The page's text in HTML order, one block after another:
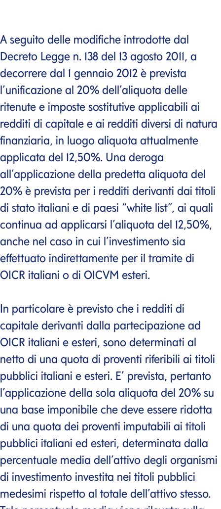
A seguito delle modifiche introdotte dal
Decreto Legge n. 138 del 13 agosto 2011, a
decorrere dal 1 gennaio 2012 è prevista
l’unificazione al 20% dell’aliquota delle
ritenute e imposte sostitutive applicabili ai
redditi di capitale e ai redditi diversi di natura
finanziaria, in luogo aliquota attualmente
applicata del 12,50%. Una deroga
all’applicazione della predetta aliquota del
20% è prevista per i redditi derivanti dai titoli
di stato italiani e di paesi “white list”, ai quali
continua ad applicarsi l’aliquota del 12,50%,
anche nel caso in cui l’investimento sia
effettuato indirettamente per il tramite di
OICR italiani o di OICVM esteri.
In particolare è previsto che i redditi di
capitale derivanti dalla partecipazione ad
OICR italiani e esteri, sono determinati al
netto di una quota di proventi riferibili ai titoli
pubblici italiani e esteri. E’ prevista, pertanto
l’applicazione della sola aliquota del 20% su
una base imponibile che deve essere ridotta
di una quota dei proventi imputabili ai titoli
pubblici italiani ed esteri, determinata dalla
percentuale media dell’attivo degli organismi
di investimento investita nei titoli pubblici
medesimi rispetto al totale dell’attivo stesso.